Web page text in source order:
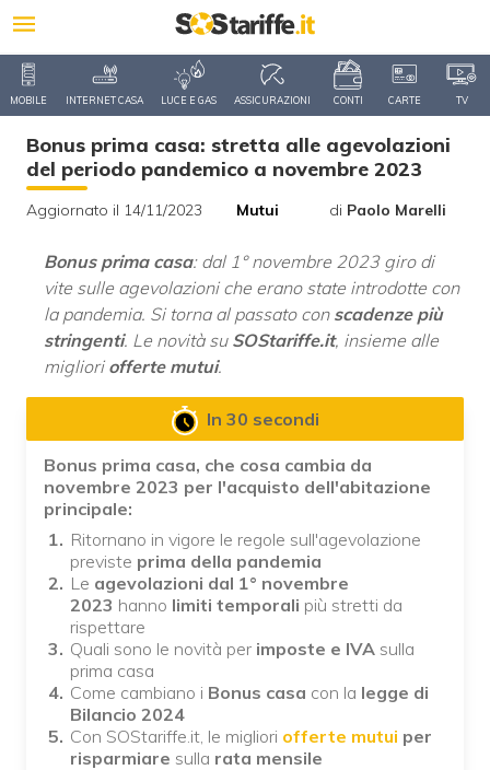
MOBILE INTERNET CASA LUCE E GAS ASSICURAZIONI CONTI CARTE TV
Bonus prima casa: stretta alle agevolazioni
del periodo pandemico a novembre 2023
Aggiornato il 14/11/2023 Mutui di Paolo Marelli
Bonus prima casa: dal 1° novembre 2023 giro di
vite sulle agevolazioni che erano state introdotte con
la pandemia. Si torna al passato con scadenze più
stringenti. Le novità su SOStariffe.it, insieme alle
migliori offerte mutui.
In 30 secondi
Bonus prima casa, che cosa cambia da
novembre 2023 per l'acquisto dell'abitazione
principale:
Ritornano in vigore le regole sull'agevolazione
previste prima della pandemia
Le agevolazioni dal 1° novembre
2023 hanno limiti temporali più stretti da
rispettare
Quali sono le novità per imposte e IVA sulla
prima casa
Come cambiano i Bonus casa con la legge di
Bilancio 2024
Con SOStariffe.it, le migliori offerte mutui per
risparmiare sulla rata mensile